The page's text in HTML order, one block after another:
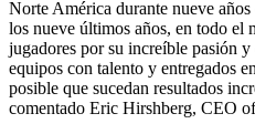
Norte América durante nueve
los nueve últimos años, en todo el
jugadores por su increíble pasión
equipos con talento y entregados
posible que sucedan resultados
comentado Eric Hirshberg, CEO